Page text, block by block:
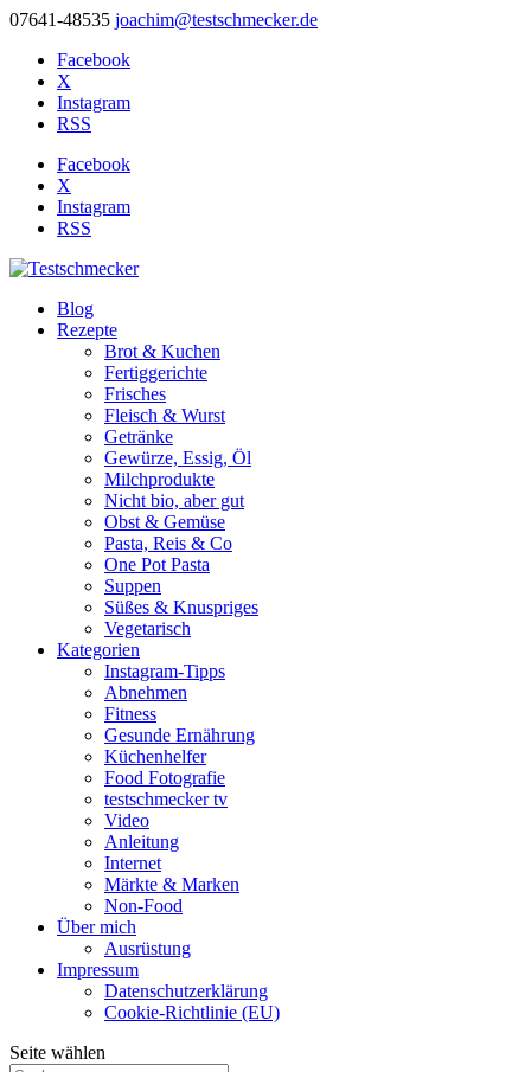
07641-48535 joachim@testschmecker.de
Facebook
X
Instagram
RSS
Facebook
X
Instagram
RSS
Blog
Rezepte
Brot & Kuchen
Fertiggerichte
Frisches
Fleisch & Wurst
Getränke
Gewürze, Essig, Öl
Milchprodukte
Nicht bio, aber gut
Obst & Gemüse
Pasta, Reis & Co
One Pot Pasta
Suppen
Süßes & Knuspriges
Vegetarisch
Kategorien
Instagram-Tipps
Abnehmen
Fitness
Gesunde Ernährung
Küchenhelfer
Food Fotografie
testschmecker tv
Video
Anleitung
Internet
Märkte & Marken
Non-Food
Über mich
Ausrüstung
Impressum
Datenschutzerklärung
Cookie-Richtlinie (EU)
Seite wählen